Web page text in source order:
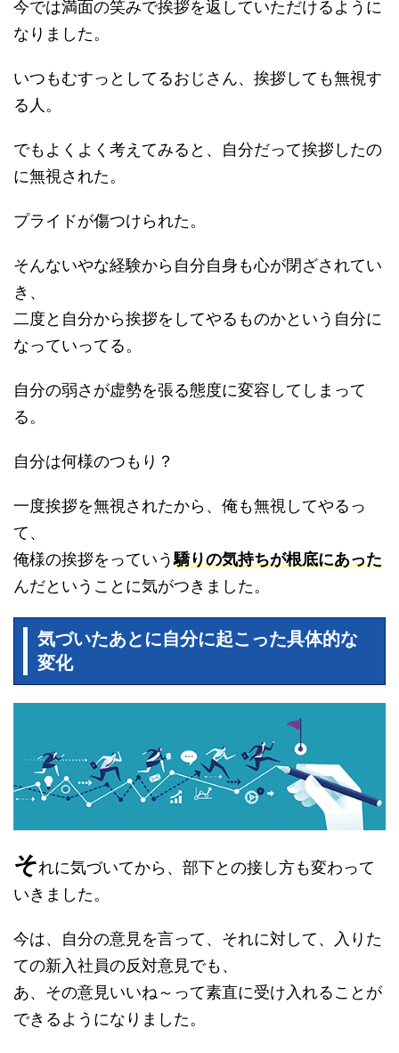
今では満面の笑みで挨拶を返していただけるように
なりました。
いつもむすっとしてるおじさん、挨拶しても無視す
る人。
でもよくよく考えてみると、自分だって挨拶したの
に無視された。
プライドが傷つけられた。
そんないやな経験から自分自身も心が閉ざされてい
き、
二度と自分から挨拶をしてやるものかという自分に
なっていってる。
自分の弱さが虚勢を張る態度に変容してしまって
る。
自分は何様のつもり？
一度挨拶を無視されたから、俺も無視してやるっ
て、
俺様の挨拶をっていう驕りの気持ちが根底にあった
んだということに気がつきました。
気づいたあとに自分に起こった具体的な
変化
それに気づいてから、部下との接し方も変わって
いきました。
今は、自分の意見を言って、それに対して、入りた
ての新入社員の反対意見でも、
あ、その意見いいね～って素直に受け入れることが
できるようになりました。